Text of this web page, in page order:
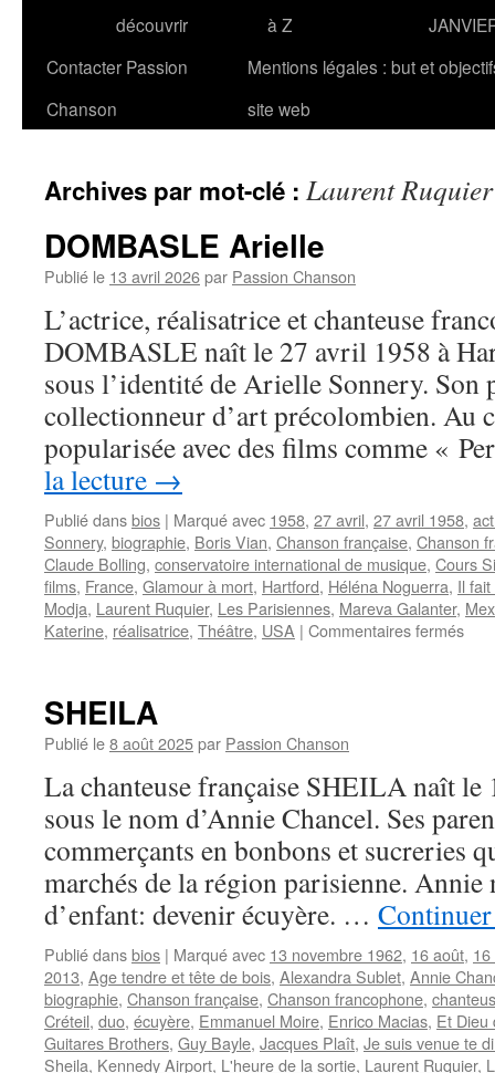
découvrir
à Z
Contacter Passion
Chanson
Mentions légales : but et
site web
Archives par mot-clé : Laurent Ruquier
DOMBASLE Arielle
Publié le 13 avril 2026par Passion Chanson
L’actrice, réalisatrice et chanteuse
DOMBASLE naît le 27 avril 1958 à
sous l’identité de Arielle Sonnery. Son
collectionneur d’art précolombien. Au
popularisée avec des films comme «
la lecture →
Publié dansbios | Marqué avec 1958, 27 avril, 27 avril 1958,
Sonnery, biographie, Boris Vian, Chanson française, Chanson
Claude Bolling, conservatoire international de musique, Cours
films, France, Glamour à mort, Hartford, Héléna Noguerra, Il
Modja, Laurent Ruquier, Les Parisiennes, Mareva Galanter,
Katerine, réalisatrice, Théâtre, USA | Commentaires ferméssur
SHEILA
Publié le8 août 2025par Passion Chanson
La chanteuse française SHEILA naît le
sous le nom d’Annie Chancel. Ses
commerçants en bonbons et sucreries
marchés de la région parisienne.
d’enfant: devenir écuyère. …
Publié dansbios | Marqué avec 13 novembre 1962, 16 août,
2013, Age tendre et tête de bois, Alexandra Sublet, Annie
biographie, Chanson française, Chanson francophone,
Créteil, duo, écuyère, Emmanuel Moire, Enrico Macias, Et Dieu
Guitares Brothers, Guy Bayle, Jacques Plaît, Je suis venue te
Sheila, Kennedy Airport, L'heure de la sortie, Laurent Ruquier,